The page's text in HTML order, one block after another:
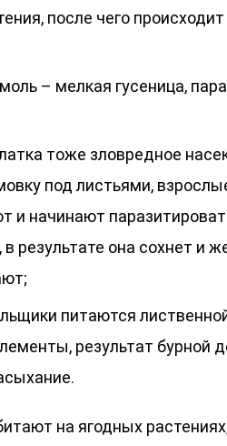
после чего
– мелкая гусеница,
тоже зловредное
под листьями,
и начинают
результате она сохнет и
питаются
результат бурной
на ягодных